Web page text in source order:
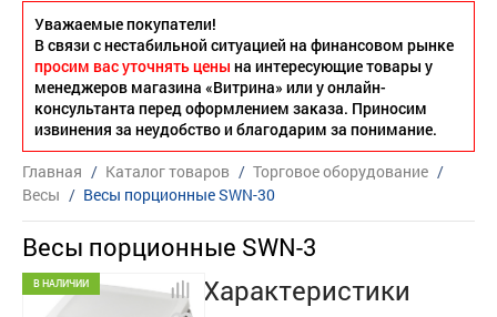
Уважаемые покупатели!
В связи с нестабильной ситуацией на финансовом рынке
просим вас уточнять цены на интересующие товары у
менеджеров магазина «Витрина» или у онлайн-
консультанта перед оформлением заказа. Приносим
извинения за неудобство и благодарим за понимание.
Главная / Каталог товаров / Торговое оборудование /
Весы / Весы порционные SWN-30
Весы порционные SWN-3
Характеристики
В НАЛИЧИИ